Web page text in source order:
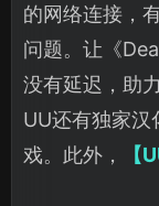
的网络连接，
问题。让《
没有延迟，助
UU还有独家汉
戏。此外，
【